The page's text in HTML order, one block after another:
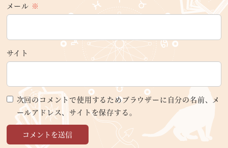
メール ※
サイト
次回のコメントで使用するためブラウザーに自分の名前、メ
ールアドレス、サイトを保存する。